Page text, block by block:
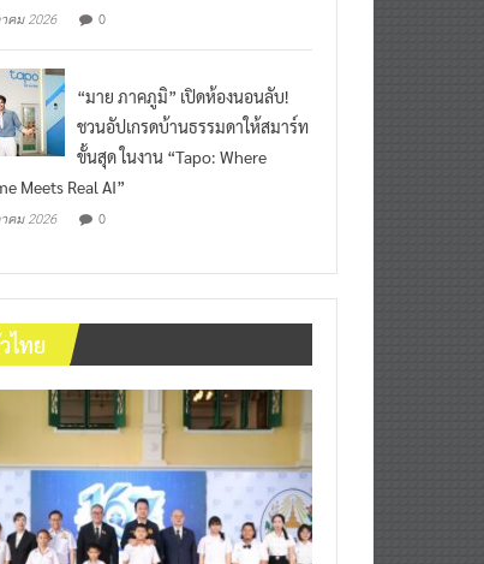
คม 2026 0
“มาย ภาคภูมิ” เปิดห้องนอนลับ!
ชวนอัปเกรดบ้านธรรมดาให้สมาร์ท
ขั้นสุด ในงาน “Tapo: Where
Meets Real AI”
คม 2026 0
ไทย